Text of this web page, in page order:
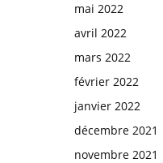
mai 2022
avril 2022
mars 2022
février 2022
janvier 2022
décembre 2021
novembre 2021